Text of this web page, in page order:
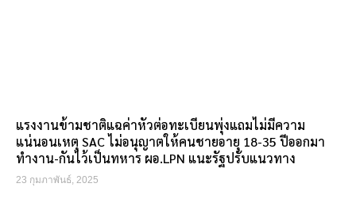
แรงงานข้ามชาติแฉค่าหัวต่อทะเบียนพุ่งแถมไม่มีความ
แน่นอนเหตุ SAC ไม่อนุญาตให้คนชายอายุ 18-35 ปีออกมา
ทำงาน-กันไว้เป็นทหาร ผอ.LPN แนะรัฐปรับแนวทาง
23 กุมภาพันธ์, 2025